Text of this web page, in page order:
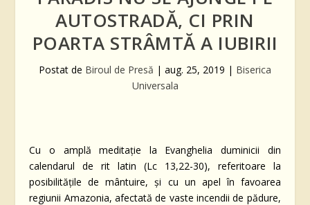
AUTOSTRADĂ, CI PRIN
POARTA STRÂMTĂ A IUBIRII
Postat de Biroul de Presă | aug. 25, 2019 | Biserica
Universala
Cu o amplă meditație la Evanghelia duminicii din
calendarul de rit latin (Lc 13,22-30), referitoare la
posibilitățile de mântuire, și cu un apel în favoarea
regiunii Amazonia, afectată de vaste incendii de pădure,